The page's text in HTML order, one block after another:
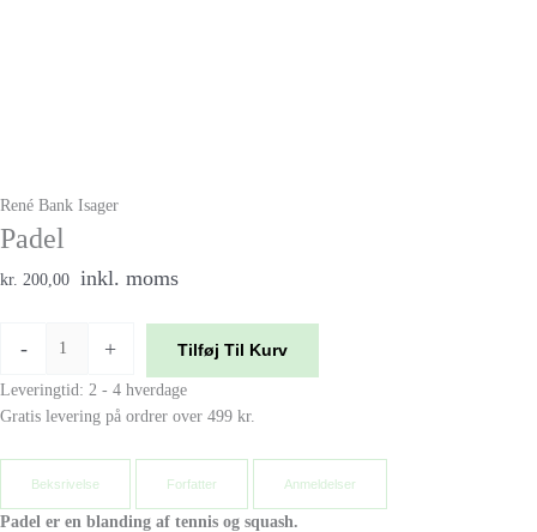
René Bank Isager
Padel
kr. 200,00 inkl. moms
- + Tilføj Til Kurv
Leveringtid: 2 - 4 hverdage
Gratis levering på ordrer over 499 kr.
Beksrivelse Forfatter Anmeldelser
Padel er en blanding af tennis og squash.